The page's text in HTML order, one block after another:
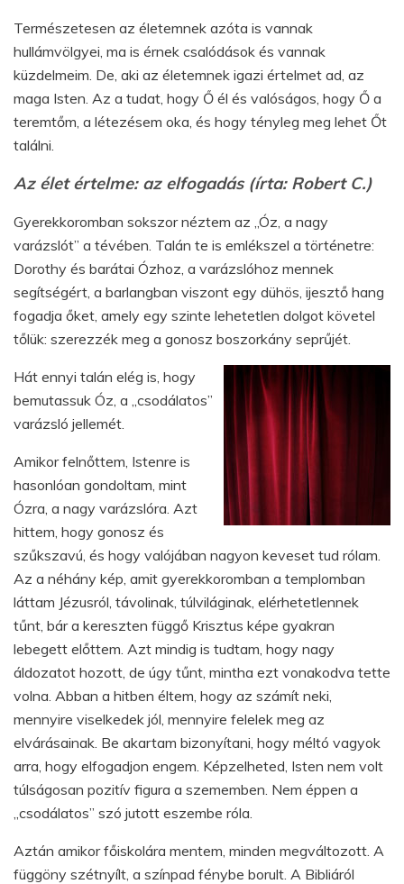
Természetesen az életemnek azóta is vannak
hullámvölgyei, ma is érnek csalódások és vannak
küzdelmeim. De, aki az életemnek igazi értelmet ad, az
maga Isten. Az a tudat, hogy Ő él és valóságos, hogy Ő a
teremtőm, a létezésem oka, és hogy tényleg meg lehet Őt
találni.
Az élet értelme: az elfogadás (írta: Robert C.)
Gyerekkoromban sokszor néztem az „Óz, a nagy
varázslót” a tévében. Talán te is emlékszel a történetre:
Dorothy és barátai Ózhoz, a varázslóhoz mennek
segítségért, a barlangban viszont egy dühös, ijesztő hang
fogadja őket, amely egy szinte lehetetlen dolgot követel
tőlük: szerezzék meg a gonosz boszorkány seprűjét.
Hát ennyi talán elég is, hogy
bemutassuk Óz, a „csodálatos”
varázsló jellemét.
Amikor felnőttem, Istenre is
hasonlóan gondoltam, mint
Ózra, a nagy varázslóra. Azt
hittem, hogy gonosz és
szűkszavú, és hogy valójában nagyon keveset tud rólam.
Az a néhány kép, amit gyerekkoromban a templomban
láttam Jézusról, távolinak, túlviláginak, elérhetetlennek
tűnt, bár a kereszten függő Krisztus képe gyakran
lebegett előttem. Azt mindig is tudtam, hogy nagy
áldozatot hozott, de úgy tűnt, mintha ezt vonakodva tette
volna. Abban a hitben éltem, hogy az számít neki,
mennyire viselkedek jól, mennyire felelek meg az
elvárásainak. Be akartam bizonyítani, hogy méltó vagyok
arra, hogy elfogadjon engem. Képzelheted, Isten nem volt
túlságosan pozitív figura a szememben. Nem éppen a
„csodálatos” szó jutott eszembe róla.
Aztán amikor főiskolára mentem, minden megváltozott. A
függöny szétnyílt, a színpad fénybe borult. A Bibliáról